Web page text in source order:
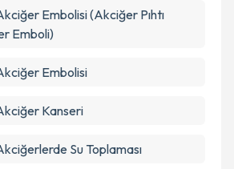
Embolisi (Akciğer Pıhtı
Emboli)
Embolisi
Kanseri
Su Toplaması